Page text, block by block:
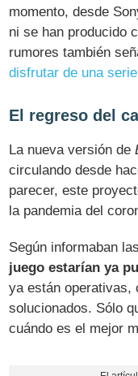
momento, desde
ni se han producido
rumores también
disfrutar de una
El regreso del
La nueva versión de
circulando desde
parecer, este
la pandemia del
Según informaban
juego estarían ya
ya están operativas,
solucionados. Sólo
cuándo es el mejor